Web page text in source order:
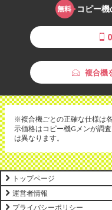
コピー
複合機
※複合機ごとの正確な仕様は
示価格はコピー機Gメンが調
は異なります。
トップページ
運営者情報
プライバシーポリシー